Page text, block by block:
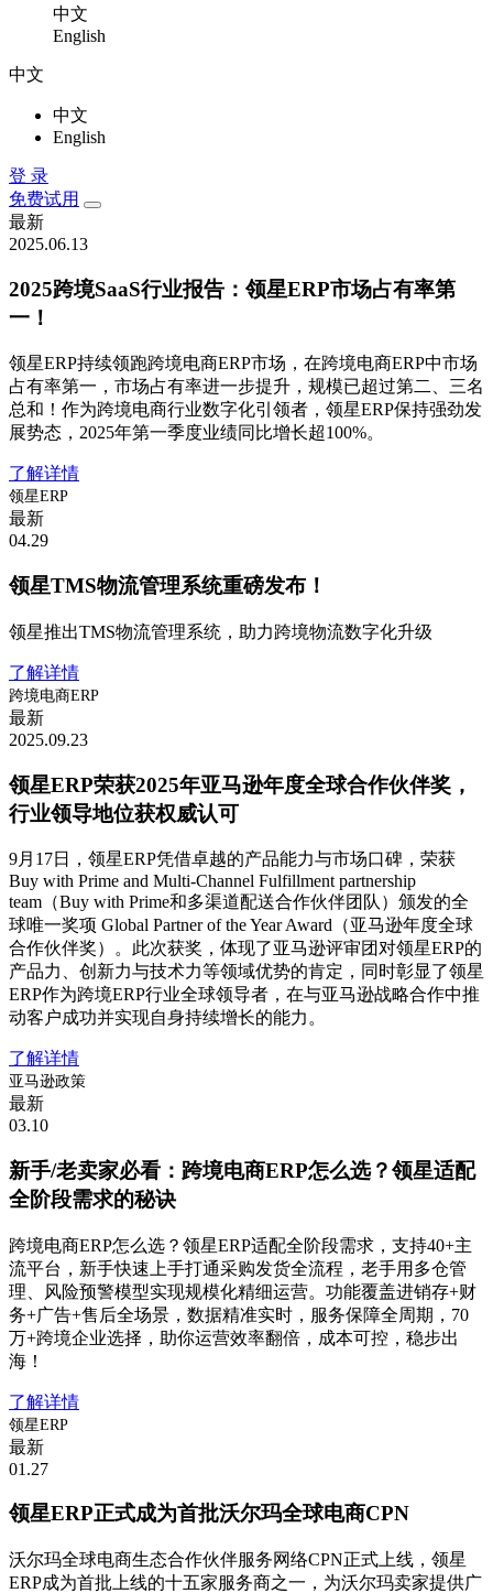
中文
English
中文
中文
English
登 录
免费试用
最新
2025.06.13
2025跨境SaaS行业报告：领星ERP市场占有率第
一！
领星ERP持续领跑跨境电商ERP市场，在跨境电商ERP中市场
占有率第一，市场占有率进一步提升，规模已超过第二、三名
总和！作为跨境电商行业数字化引领者，领星ERP保持强劲发
展势态，2025年第一季度业绩同比增长超100%。
了解详情
领星ERP
最新
04.29
领星TMS物流管理系统重磅发布！
领星推出TMS物流管理系统，助力跨境物流数字化升级
了解详情
跨境电商ERP
最新
2025.09.23
领星ERP荣获2025年亚马逊年度全球合作伙伴奖，
行业领导地位获权威认可
9月17日，领星ERP凭借卓越的产品能力与市场口碑，荣获
Buy with Prime and Multi-Channel Fulfillment partnership
team（Buy with Prime和多渠道配送合作伙伴团队）颁发的全
球唯一奖项 Global Partner of the Year Award（亚马逊年度全球
合作伙伴奖）。此次获奖，体现了亚马逊评审团对领星ERP的
产品力、创新力与技术力等领域优势的肯定，同时彰显了领星
ERP作为跨境ERP行业全球领导者，在与亚马逊战略合作中推
动客户成功并实现自身持续增长的能力。
了解详情
亚马逊政策
最新
03.10
新手/老卖家必看：跨境电商ERP怎么选？领星适配
全阶段需求的秘诀
跨境电商ERP怎么选？领星ERP适配全阶段需求，支持40+主
流平台，新手快速上手打通采购发货全流程，老手用多仓管
理、风险预警模型实现规模化精细运营。功能覆盖进销存+财
务+广告+售后全场景，数据精准实时，服务保障全周期，70
万+跨境企业选择，助你运营效率翻倍，成本可控，稳步出
海！
了解详情
领星ERP
最新
01.27
领星ERP正式成为首批沃尔玛全球电商CPN
沃尔玛全球电商生态合作伙伴服务网络CPN正式上线，领星
ERP成为首批上线的十五家服务商之一，为沃尔玛卖家提供广